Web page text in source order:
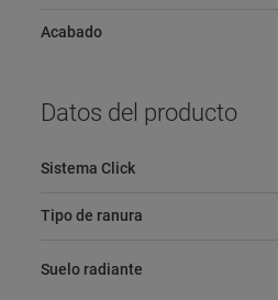
Acabado
Datos del producto
Sistema Click
Tipo de ranura
Suelo radiante